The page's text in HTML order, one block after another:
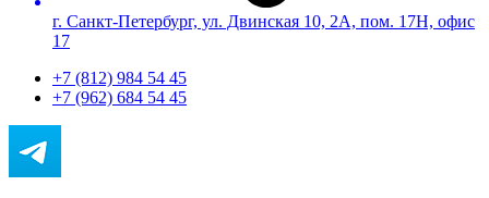
г. Санкт-Петербург, ул. Двинская 10, 2А, пом. 17Н, офис
17
+7 (812) 984 54 45
+7 (962) 684 54 45